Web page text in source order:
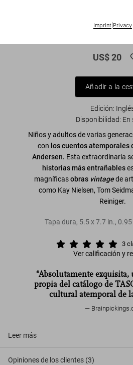
Imprint| Privacy
The Fairy Tales of
US$ 20
Añadir a la
Edición:
Disponibilidad: En
Niños y adultos de varias
con los cuentos atemporales
Andersen. Esta extraordinaria
historias más entrañables
magníficasobras vintagede
como Kay Nielsen, Tom
Reiniger.
Tapa dura, 5.5x7.7 in., 0.95
3
Ver calificación y
“Absolutamente exquisita,
propia del catálogo de
cultural atemporal de
Leer más
Opiniones de los clientes (3)